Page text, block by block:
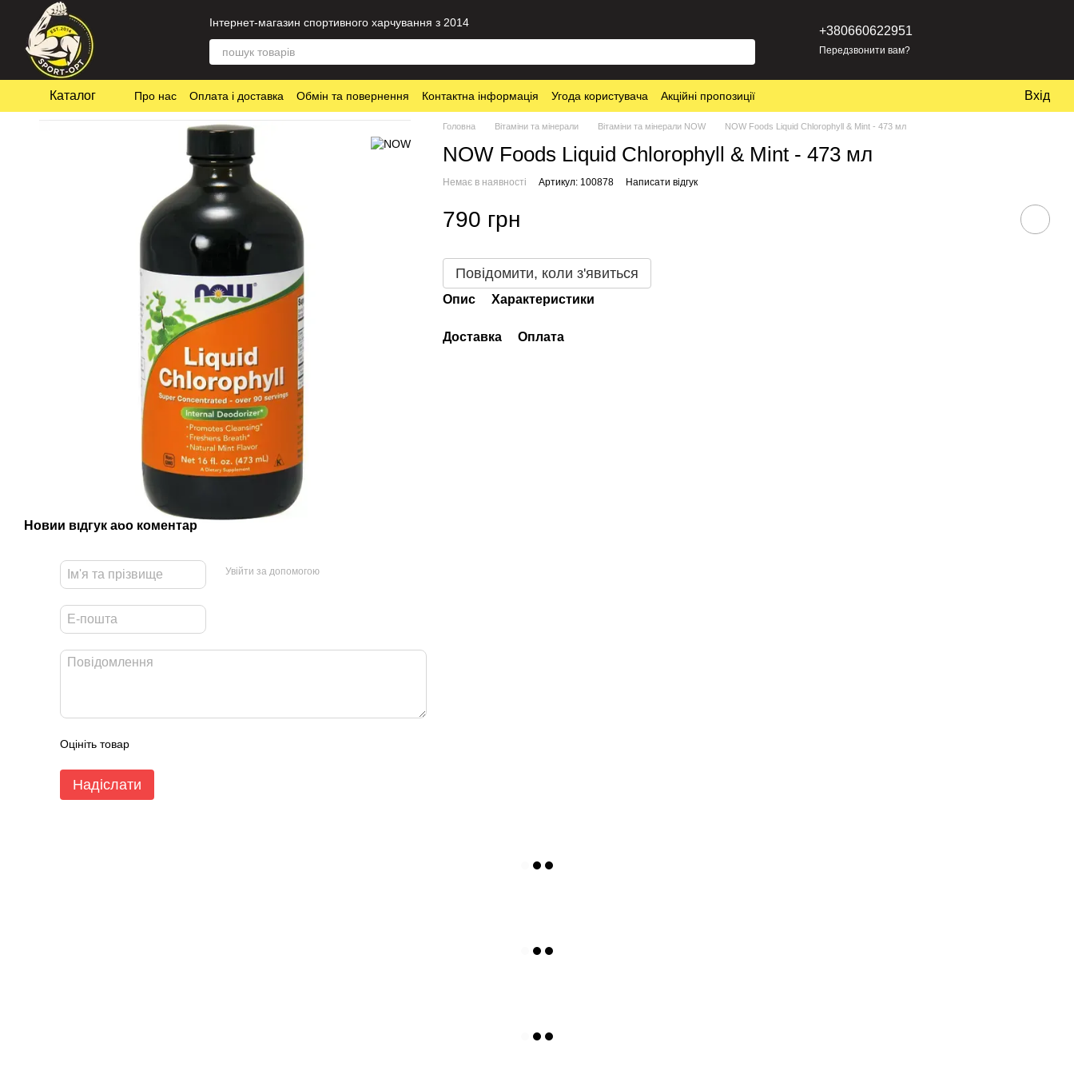
Перейти до основного контенту
Інтернет-магазин спортивного харчування з 2014
+380660622951
Передзвонити вам?
Каталог Про нас Оплата і доставка Обмін та повернення Контактна інформація Угода користувача Акційні пропозиції Вхід
Новий відгук або коментар
Увійти за допомогою
Оцініть товар
Надіслати
Головна Вітаміни та мінерали Вітаміни та мінерали NOW NOW Foods Liquid Chlorophyll & Mint - 473 мл
NOW Foods Liquid Chlorophyll & Mint - 473 мл
Немає в наявності Артикул: 100878 Написати відгук
790 грн
Повідомити, коли з'явиться
Опис Характеристики
Доставка Оплата